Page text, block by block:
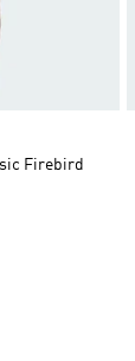
Firebird